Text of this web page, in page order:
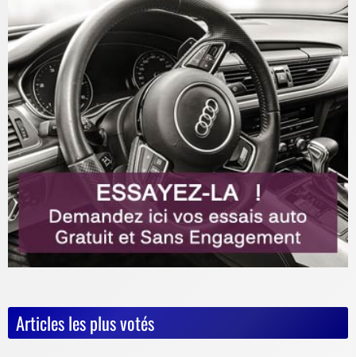
Articles les plus votés